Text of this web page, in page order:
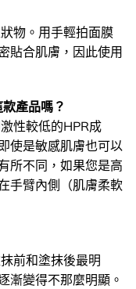
物。用手輕拍面膜
貼合肌膚，因此使用
產品嗎？
性較低的HPR成
使是敏感肌膚也可以
所不同，如果您是高
手臂內側（肌膚柔軟
前和塗抹後最明
漸變得不那麼明顯。